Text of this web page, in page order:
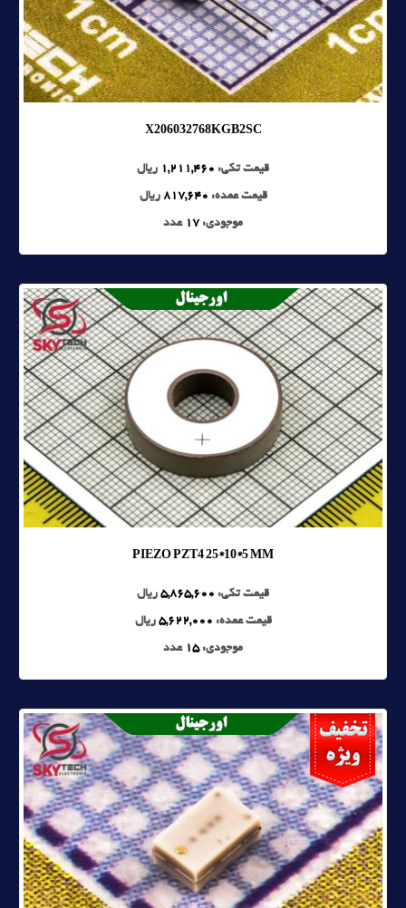
X206032768KGB2SC
قیمت تکی: 1,211,460 ریال
قیمت عمده: 817,640 ریال
موجودی: 17 عدد
PIEZO PZT4 25*10*5 MM
قیمت تکی: 5,865,600 ریال
قیمت عمده: 5,622,000 ریال
موجودی:15 عدد